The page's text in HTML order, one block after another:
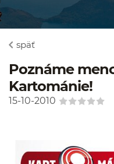
späť
Poznáme
Kartománie!
15-10-2010